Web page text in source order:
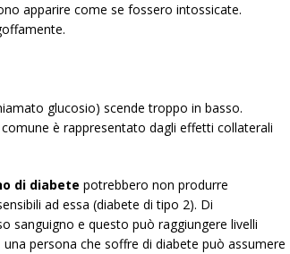
apparire come se fossero intossicate.
glucosio) scende troppo in basso.
è rappresentato dagli effetti collaterali
di diabete potrebbero non produrre
ad essa (diabete di tipo 2). Di
sanguigno e questo può raggiungere livelli
persona che soffre di diabete può assumere